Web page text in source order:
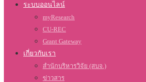
ระบบออนไลน์
myResearch
CU-REC
Grant Gateway
เกี่ยวกับเรา
สำนักบริหารวิจัย (สบจ.)
ข่าวสาร